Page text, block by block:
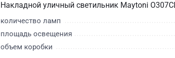
Накладной уличный светильник Maytoni
количество ламп
площадь освещения
объем коробки